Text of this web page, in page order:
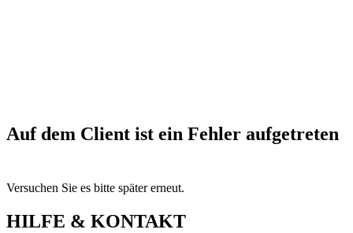
Auf dem Client ist ein Fehler aufgetreten
Versuchen Sie es bitte später erneut.
HILFE & KONTAKT